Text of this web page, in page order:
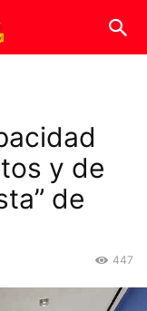
y de
de
447